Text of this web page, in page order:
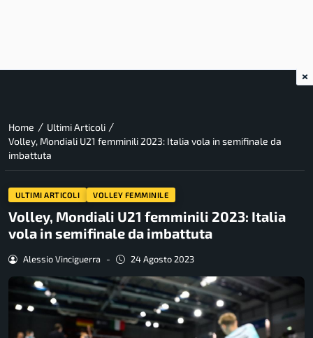
Home / Ultimi Articoli /
Volley, Mondiali U21 femminili 2023: Italia vola in semifinale da
imbattuta
ULTIMI ARTICOLI VOLLEY FEMMINILE
Volley, Mondiali U21 femminili 2023: Italia
vola in semifinale da imbattuta
Alessio Vinciguerra - 24 Agosto 2023
×